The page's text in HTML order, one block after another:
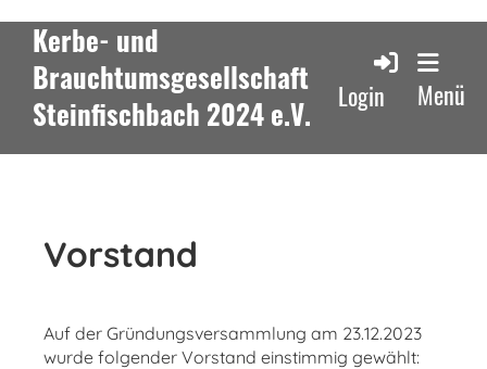
Kerbe- und
Brauchtumsgesellschaft
Steinfischbach 2024 e.V.
Login Menü
Vorstand
Auf der Gründungsversammlung am 23.12.2023
wurde folgender Vorstand einstimmig gewählt: